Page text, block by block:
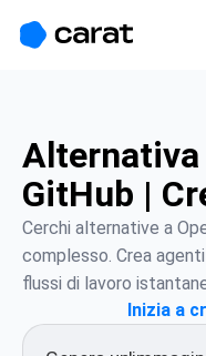
Alternativa
GitHub |
Cerchi alternative a
complesso. Crea
flussi di lavoro
Inizia a